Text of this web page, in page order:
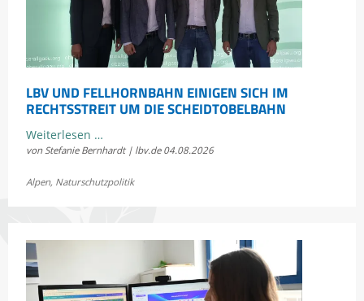
LBV UND FELLHORNBAHN EINIGEN SICH IM
RECHTSSTREIT UM DIE SCHEIDTOBELBAHN
Weiterlesen …LBV
und
einigen
die
von Stefanie Bernhardt | lbv.de 04.08.2026
Alpen, Naturschutzpolitik